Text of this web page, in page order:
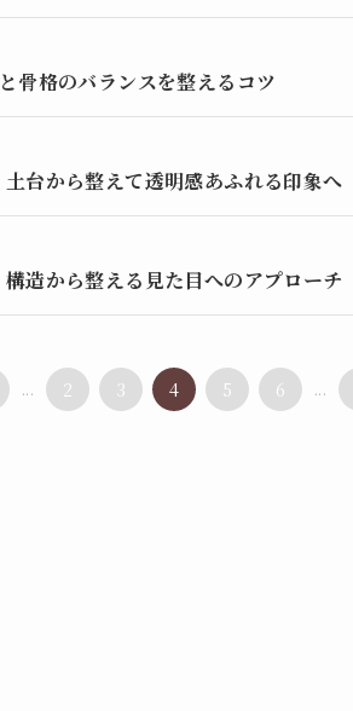
骨格のバランスを整えるコツ
台から整えて透明感あふれる印象へ
造から整える見た目へのアプローチ
... 2 3 4 5 6 ...